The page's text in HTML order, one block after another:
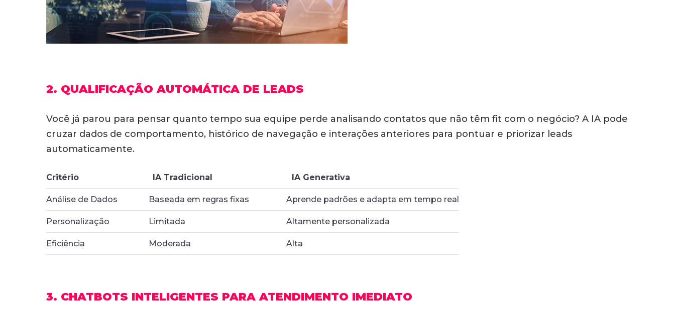
2. QUALIFICAÇÃO AUTOMÁTICA DE LEADS
Você já parou para pensar quanto tempo sua equipe perde analisando contatos que não têm fit com o negócio? A IA pode
cruzar dados de comportamento, histórico de navegação e interações anteriores para pontuar e priorizar leads
automaticamente.
Critério IA Tradicional IA Generativa
Análise de Dados Baseada em regras fixas Aprende padrões e adapta em tempo real
Personalização Limitada Altamente personalizada
Eficiência Moderada Alta
3. CHATBOTS INTELIGENTES PARA ATENDIMENTO IMEDIATO